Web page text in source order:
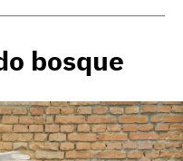
bosque